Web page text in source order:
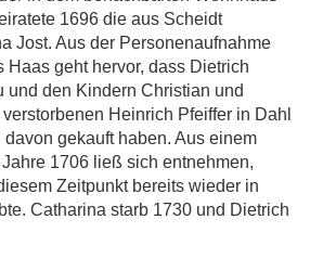
1696 die aus Scheidt
Jost. Aus der Personenaufnahme
Haas geht hervor, dass Dietrich
und den Kindern Christian und
Heinrich Pfeiffer in Dahl
davon gekauft haben. Aus einem
1706 ließ sich entnehmen,
Zeitpunkt bereits wieder in
Catharina starb 1730 und Dietrich